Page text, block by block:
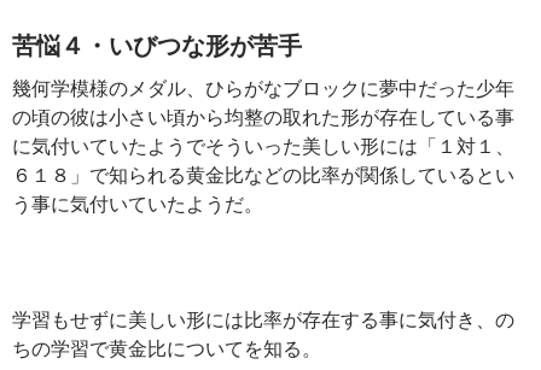
苦悩４・いびつな形が苦手
幾何学模様のメダル、ひらがなブロックに夢中だった少年
の頃の彼は小さい頃から均整の取れた形が存在している事
に気付いていたようでそういった美しい形には「１対１、
６１８」で知られる黄金比などの比率が関係しているとい
う事に気付いていたようだ。
学習もせずに美しい形には比率が存在する事に気付き、の
ちの学習で黄金比についてを知る。